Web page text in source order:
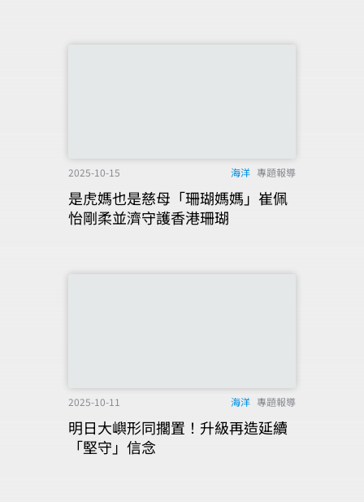
2025-10-15 海洋 專題報導
是虎媽也是慈母「珊瑚媽媽」崔佩
怡剛柔並濟守護香港珊瑚
2025-10-11 海洋 專題報導
明日大嶼形同擱置！升級再造延續
「堅守」信念